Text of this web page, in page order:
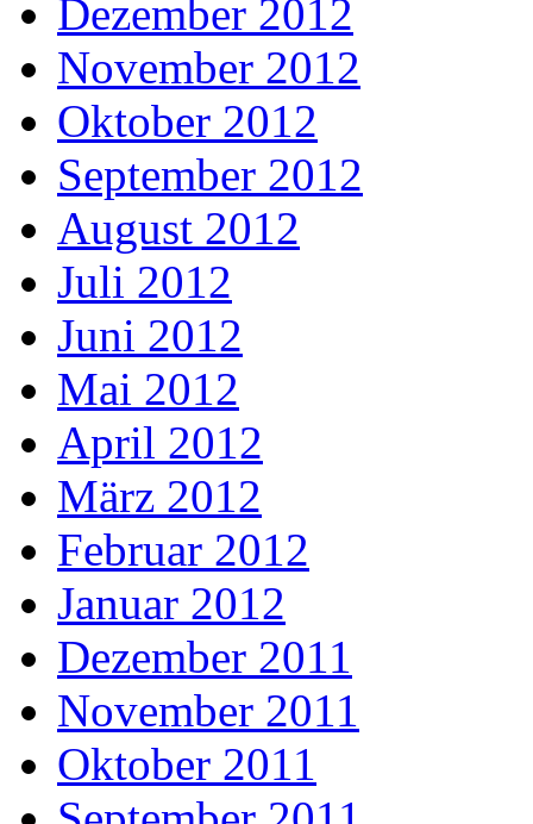
Dezember 2012
November 2012
Oktober 2012
September 2012
August 2012
Juli 2012
Juni 2012
Mai 2012
April 2012
März 2012
Februar 2012
Januar 2012
Dezember 2011
November 2011
Oktober 2011